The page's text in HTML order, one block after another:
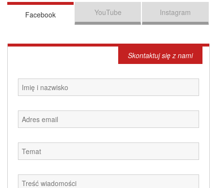
Facebook YouTube Instagram
Skontaktuj się z nami